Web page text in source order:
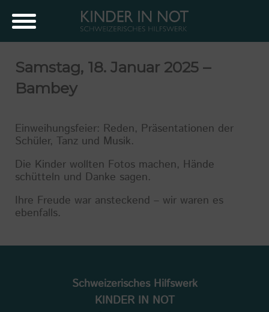
Samstag, 18. Januar 2025 –
Bambey
Einweihungsfeier: Reden, Präsentationen der
Schüler, Tanz und Musik.
Die Kinder wollten Fotos machen, Hände
schütteln und Danke sagen.
Ihre Freude war ansteckend – wir waren es
ebenfalls.
Schweizerisches Hilfswerk
KINDER IN NOT